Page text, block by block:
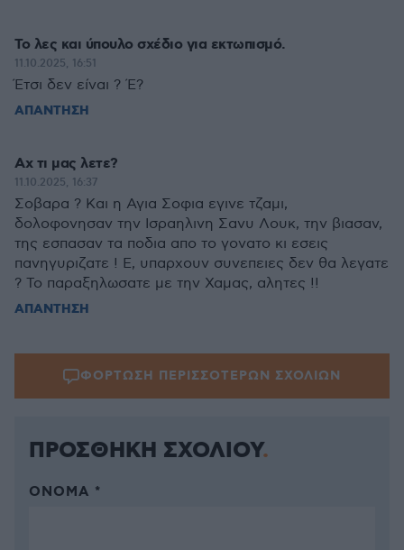
Το λες και ύπουλο σχέδιο για εκτωπισμό.
11.10.2025, 16:51
Έτσι δεν είναι ? Έ?
ΑΠΑΝΤΗΣΗ
Αχ τι μας λετε?
11.10.2025, 16:37
Σοβαρα ? Και η Αγια Σοφια εγινε τζαμι,
δολοφονησαν την Ισραηλινη Σανυ Λουκ, την βιασαν,
της εσπασαν τα ποδια απο το γονατο κι εσεις
πανηγυριζατε ! Ε, υπαρχουν συνεπειες δεν θα λεγατε
? Το παραξηλωσατε με την Χαμας, αλητες !!
ΑΠΑΝΤΗΣΗ
ΦΟΡΤΩΣΗ ΠΕΡΙΣΣΟΤΕΡΩΝ ΣΧΟΛΙΩΝ
ΠΡΟΣΘΗΚΗ ΣΧΟΛΙΟΥ
ΌΝΟΜΑ *